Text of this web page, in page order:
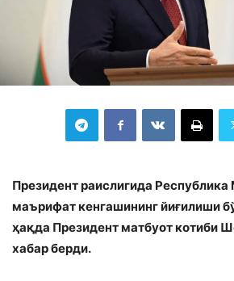
Президент раислигида
маърифат кенгашининг йиғилиши
ҳақда Президент матбуот котиби
хабар берди.